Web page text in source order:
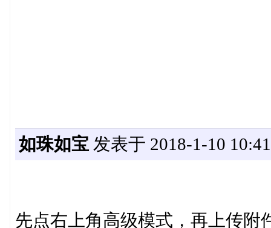
如珠如宝 发表于 2018-1-10
先点右上角高级模式，再上传附